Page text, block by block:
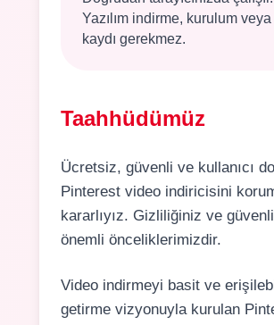
Yazılım indirme, kurulum
kaydı gerekmez.
Taahhüdümüz
Ücretsiz, güvenli ve kullanıcı
Pinterest video indiricisini
kararlıyız. Gizliliğiniz ve
önemli önceliklerimizdir.
Video indirmeyi basit ve
getirme vizyonuyla kurulan